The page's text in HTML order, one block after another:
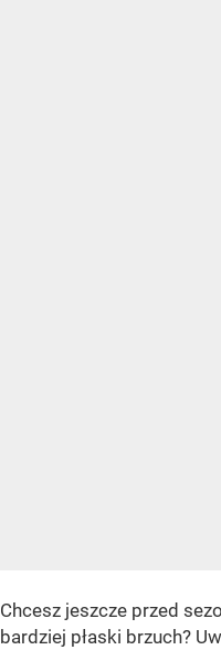
Chcesz jeszcze przed
bardziej płaski brzuch?